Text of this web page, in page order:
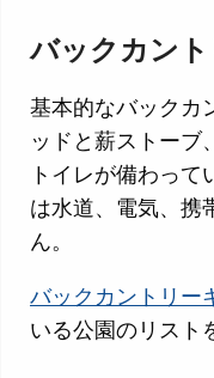
バックカン
基本的なバックカ
ッドと薪ストーブ
トイレが備わっ
は水道、電気、携
ん。
バックカントリー
いる公園のリスト